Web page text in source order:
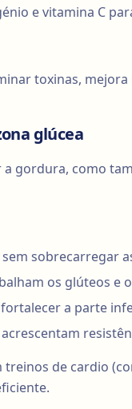
e vitamina C
toxinas,
glúcea
gordura, como
sobrecarregar
os glúteos e
fortalecer a parte
de cardio